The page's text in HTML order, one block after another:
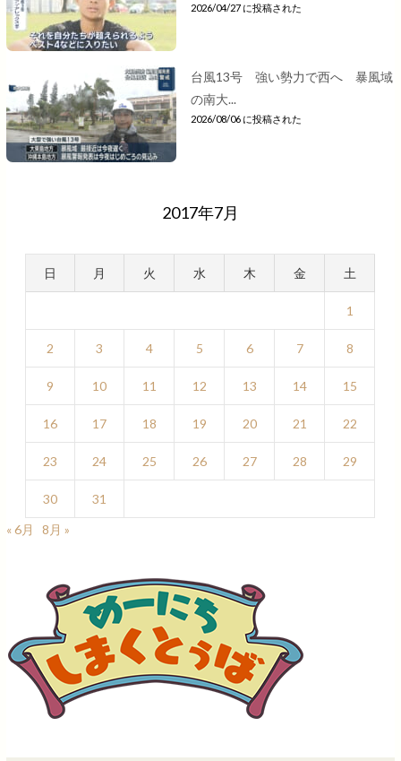
2026/04/27 に投稿された
台風13号 強い勢力で西へ 暴風域
の南大...
2026/08/06 に投稿された
2017年7月
日 月 火 水 木 金 土
1
2 3 4 5 6 7 8
9 10 11 12 13 14 15
16 17 18 19 20 21 22
23 24 25 26 27 28 29
30
31
« 6月
8月 »